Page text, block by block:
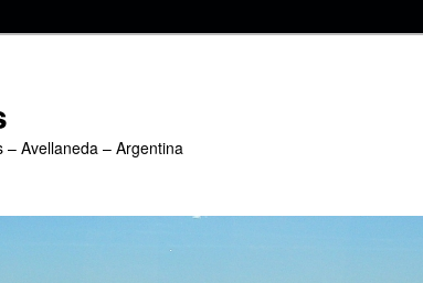
Avellaneda – Argentina